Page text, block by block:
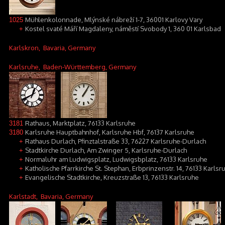
1025 Mühlenkolonnade, Mlýnské nábreží 1-7, 36001 Karlovy Vary
+ Kostel svaté Máří Magdaleny, náměstí Svobody 1, 360 01 Karlsbad
Karlskron , Bavaria, Germany
Karlsruhe , Baden-Württemberg, Germany
3181 Rathaus, Marktplatz, 76133 Karlsruhe
3180 Karlsruhe Hauptbahnhof, Karlsruhe Hbf, 76137 Karlsruhe
+ Rathaus Durlach, Pfinztalstraße 33, 76227 Karlsruhe-Durlach
+ Stadtkirche Durlach, Am Zwinger 5, Karlsruhe-Durlach
+ Normaluhr am Ludwigsplatz, Ludwigsbplatz, 76133 Karlsruhe
+ Katholische Pfarrkirche St. Stephan, Erbprinzenstr. 14, 76133
+ Evangelische Stadtkirche, Kreuzstraße 13, 76133 Karlsruhe
Karlstadt , Bavaria, Germany